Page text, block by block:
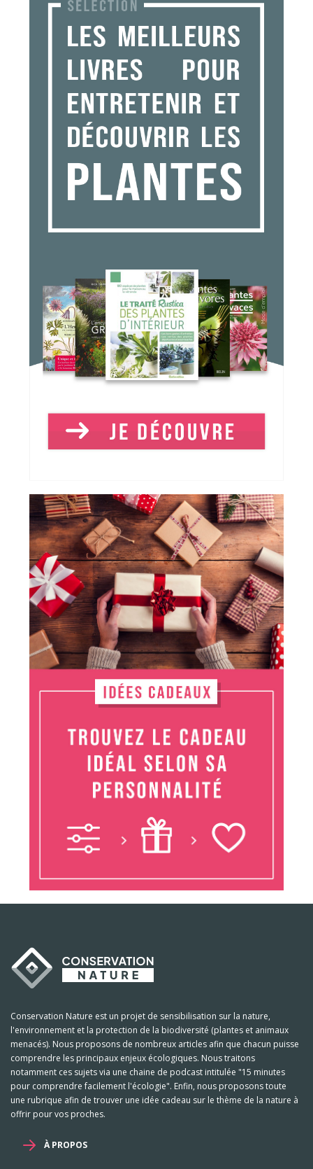
Conservation Nature est un projet de sensibilisation sur la nature,
l'environnement et la protection de la biodiversité (plantes et animaux
menacés). Nous proposons de nombreux articles afin que chacun puisse
comprendre les principaux enjeux écologiques. Nous traitons
notamment ces sujets via une chaine de podcast intitulée "15 minutes
pour comprendre facilement l'écologie". Enfin, nous proposons toute
une rubrique afin de trouver une idée cadeau sur le thème de la nature à
offrir pour vos proches.
À PROPOS